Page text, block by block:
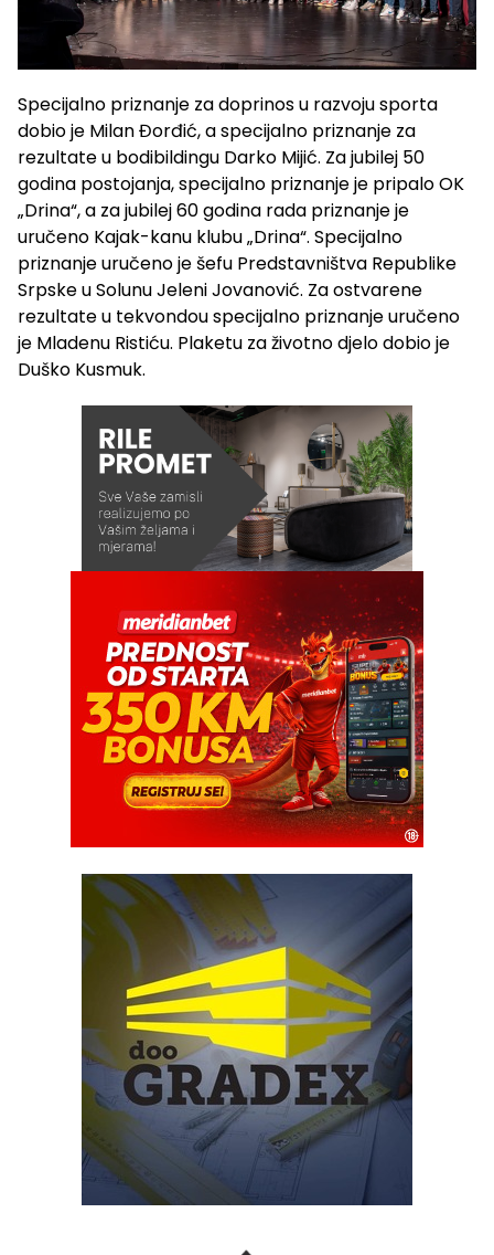
Specijalno priznanje za doprinos u razvoju sporta
dobio je Milan Đorđić, a specijalno priznanje za
rezultate u bodibildingu Darko Mijić. Za jubilej 50
godina postojanja, specijalno priznanje je pripalo OK
„Drina“, a za jubilej 60 godina rada priznanje je
uručeno Kajak-kanu klubu „Drina“. Specijalno
priznanje uručeno je šefu Predstavništva Republike
Srpske u Solunu Jeleni Jovanović. Za ostvarene
rezultate u tekvondou specijalno priznanje uručeno
je Mladenu Ristiću. Plaketu za životno djelo dobio je
Duško Kusmuk.